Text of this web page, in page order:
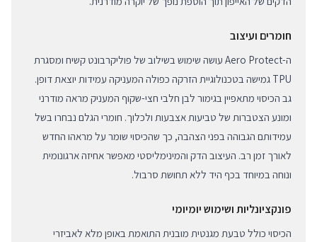
חומרים ועיצוב
ה-Aero Protect עושה שימוש בשילוב של פוליקרבונט קשיח ומסגרת
TPU גמישה בטכנולוגיית הזרקה כפולה המעניקה עמידות יוצאת דופן.
גב הכיסוי מתאפיין בגימור לבן חלבי חצי-שקוף המעניק מראה מודרני
ומונע הצטברות של טביעות אצבעות ולכלוך. חומרי הגלם נבחרו בשל
עמידותם הגבוהה בפני הצהבה, כך שהכיסוי שומר על מראהו החדש
לאורך זמן רב. העיצוב הדק והמינימליסטי מאפשר אחיזה ארגונומית
ונוחה במיוחד בכף היד ללא תחושת סרבול.
פונקציונליות ושימוש יומיומי
הכיסוי כולל טבעת מגנטית מובנית התואמת באופן מלא לאביזרי